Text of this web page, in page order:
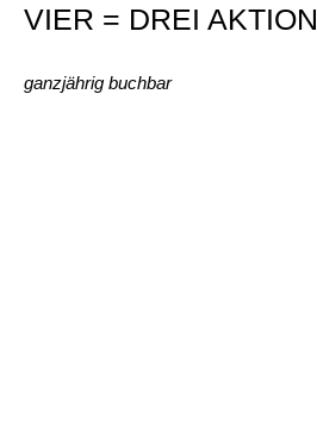
VIER = DREI AKTION
ganzjährig buchbar